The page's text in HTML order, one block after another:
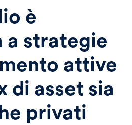
è
a strategie
attive
di asset sia
privati